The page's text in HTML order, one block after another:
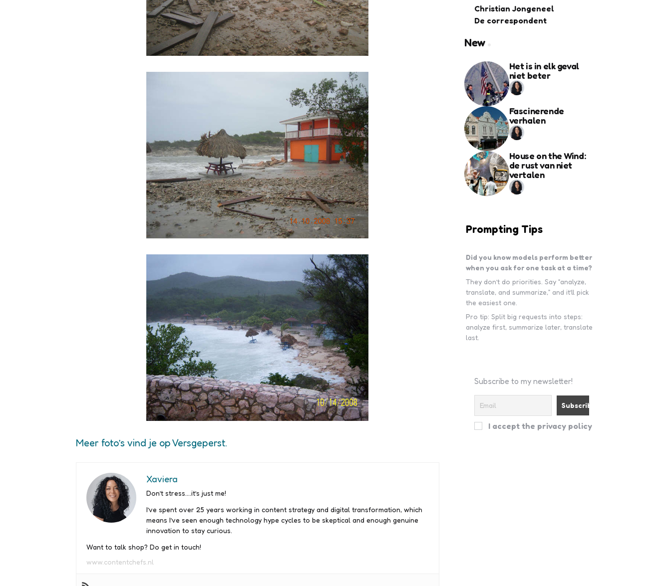
Meer foto’s vind je op Versgeperst.
Xaviera
Don’t stress….it’s just me!
I’ve spent over 25 years working in content strategy and digital transformation, which
means I’ve seen enough technology hype cycles to be skeptical and enough genuine
innovation to stay curious.
Want to talk shop? Do get in touch!
www.contentchefs.nl
Christian Jongeneel
De correspondent
New
Het is in elk geval
niet beter
Fascinerende
verhalen
House on the Wind:
de rust van niet
vertalen
Prompting Tips
Did you know models perform better
when you ask for one task at a time?
They don’t do priorities. Say “analyze,
translate, and summarize,” and it’ll pick
the easiest one.
Pro tip: Split big requests into steps:
analyze first, summarize later, translate
last.
Subscribe to my newsletter!
I accept the privacy policy